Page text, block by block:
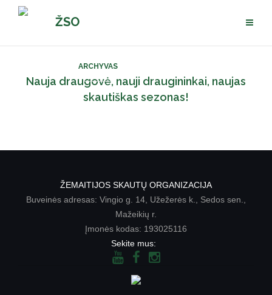
Pereiti
ŽSO
ARCHYVAS
Nauja draugovė, nauji draugininkai, naujas
skautiškas sezonas!
ŽEMAITIJOS SKAUTŲ ORGANIZACIJA
Buveinės adresas: Vingio g. 14, Užežerės k., Sedos sen.,
Mažeikių r.
Įmonės kodas: 193025116
Sekite mus: